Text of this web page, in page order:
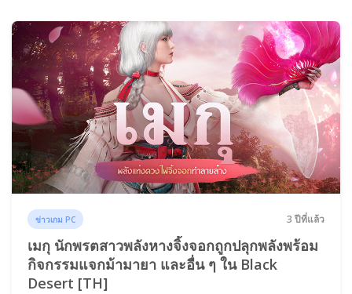
ข่าวเกม PC 3 ปีที่แล้ว
เมกุ นักพรตสาวพลังหางจิ้งจอกถูกปลุกพลังพร้อม
กิจกรรมแจกม้ามายา และอื่น ๆ ใน Black
Desert [TH]